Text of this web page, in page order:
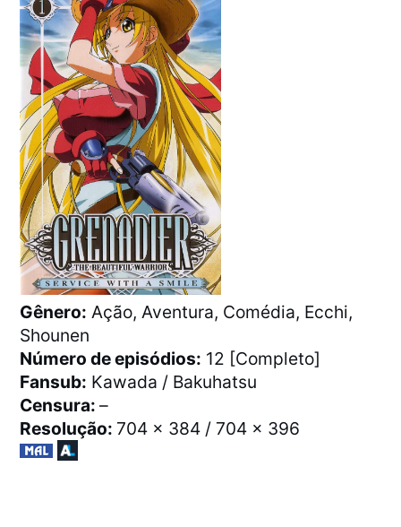
Gênero: Ação, Aventura, Comédia, Ecchi,
Shounen
Número de episódios: 12 [Completo]
Fansub: Kawada / Bakuhatsu
Censura:–
Resolução: 704 x 384 / 704 x 396